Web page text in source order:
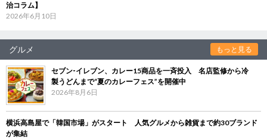
治コラム】
2026年6月10日
グルメ もっと見る
セブン‐イレブン、カレー15商品を一斉投入 名店監修から冷
製うどんまで“夏のカレーフェス”を開催中
2026年8月6日
横浜高島屋で「韓国市場」がスタート 人気グルメから雑貨まで約30ブランド
が集結